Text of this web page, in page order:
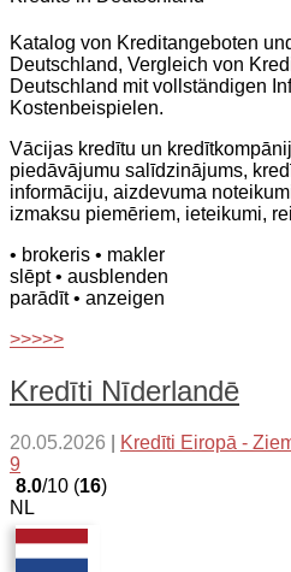
Katalog von Kreditangeboten
Deutschland, Vergleich von
Deutschland mit vollständigen
Kostenbeispielen.
Vācijas kredītu un
piedāvājumu salīdzinājums,
informāciju, aizdevuma
izmaksu piemēriem, ieteikumi,
• brokeris • makler
slēpt• ausblenden
parādīt• anzeigen
>>>>>
Kredīti Nīderlandē
20.05.2026 Kredīti Eiropā -
9
8.0/10 (16)
NL